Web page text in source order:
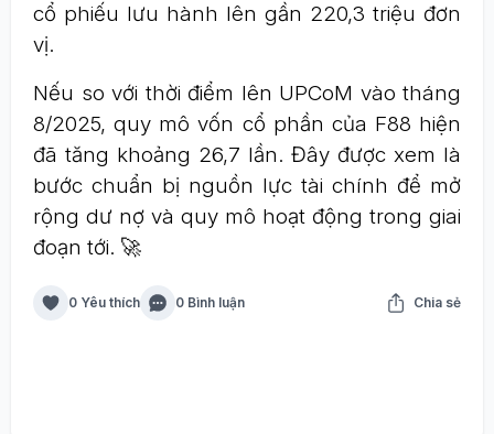
cổ phiếu lưu hành lên gần 220,3 triệu đơn
vị.
Nếu so với thời điểm lên UPCoM vào tháng
8/2025, quy mô vốn cổ phần của F88 hiện
đã tăng khoảng 26,7 lần. Đây được xem là
bước chuẩn bị nguồn lực tài chính để mở
rộng dư nợ và quy mô hoạt động trong giai
đoạn tới. 🚀
0 Yêu thích 0 Bình luận Chia sẻ